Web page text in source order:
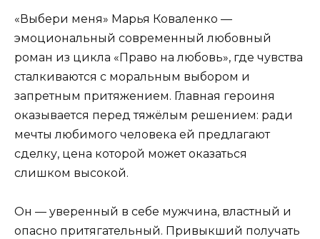
«Выбери меня» Марья Коваленко —
эмоциональный современный любовный
роман из цикла «Право на любовь», где чувства
сталкиваются с моральным выбором и
запретным притяжением. Главная героиня
оказывается перед тяжёлым решением: ради
мечты любимого человека ей предлагают
сделку, цена которой может оказаться
слишком высокой.
Он — уверенный в себе мужчина, властный и
опасно притягательный. Привыкший получать